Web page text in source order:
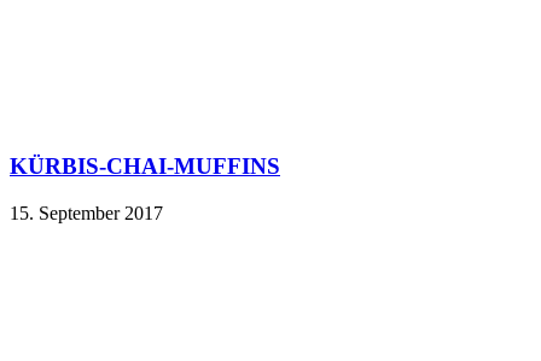
KÜRBIS-CHAI-MUFFINS
15. September 2017